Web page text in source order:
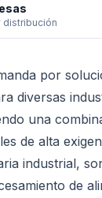
distribución
por
diversas
una
de alta
industrial,
de